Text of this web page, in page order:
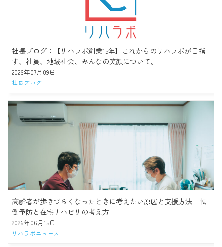
社長ブログ：【リハラボ創業15年】これからのリハラボが目指
す、社員、地域社会、みんなの笑顔について。
2026年07月09日
社長ブログ
高齢者が歩きづらくなったときに考えたい原因と支援方法｜転
倒予防と在宅リハビリの考え方
2026年06月15日
リハラボニュース